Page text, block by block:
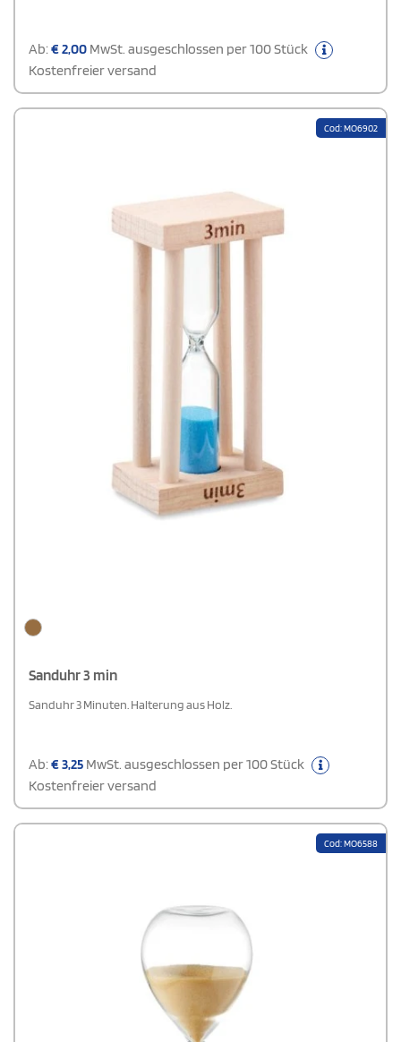
Ab:€2,00 MwSt. ausgeschlossen per 100 Stück
Kostenfreier versand
Cod: MO6902
Sanduhr 3 min
Sanduhr 3 Minuten. Halterung aus Holz.
Ab:€3,25 MwSt. ausgeschlossen per 100 Stück
Kostenfreier versand
Cod: MO6588